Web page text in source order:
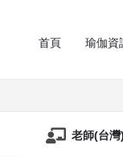
首頁 瑜伽資
老師(台灣)